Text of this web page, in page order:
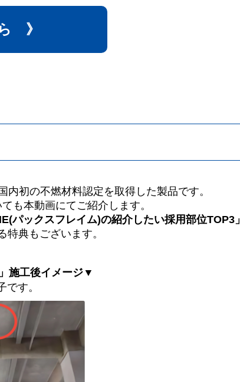
》
初の不燃材料認定を取得した製品です。
も本動画にてご紹介します。
パックスフレイム)の紹介したい採用部位TOP3」
特典もございます。
施工後イメージ▼
す。